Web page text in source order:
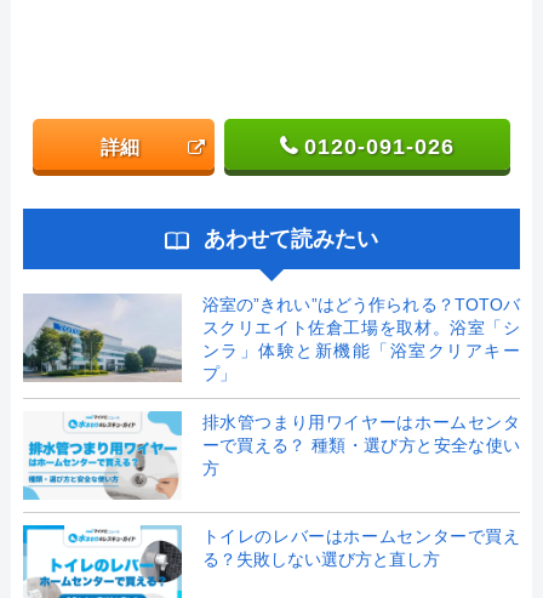
詳細 0120-091-026
あわせて読みたい
浴室の”きれい”はどう作られる？TOTOバ
スクリエイト佐倉工場を取材。浴室「シ
ンラ」体験と新機能「浴室クリアキー
プ」
排水管つまり用ワイヤーはホームセンタ
ーで買える？ 種類・選び方と安全な使い
方
トイレのレバーはホームセンターで買え
る？失敗しない選び方と直し方